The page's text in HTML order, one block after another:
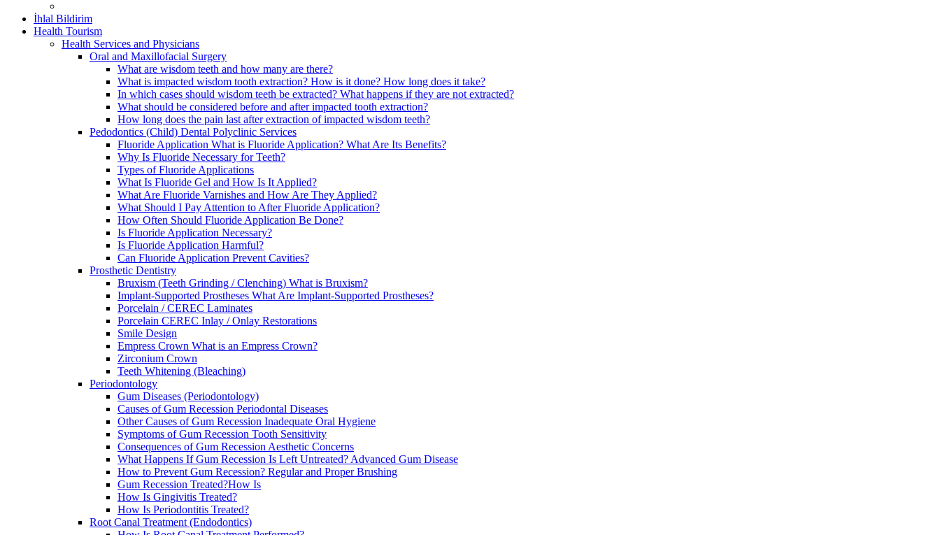
İhlal Bildirim
Health Tourism
Health Services and Physicians
Oral and Maxillofacial Surgery
What are wisdom teeth and how many are there?
What is impacted wisdom tooth extraction? How is it done? How long does it take?
In which cases should wisdom teeth be extracted? What happens if they are not extracted?
What should be considered before and after impacted tooth extraction?
How long does the pain last after extraction of impacted wisdom teeth?
Pedodontics (Child) Dental Polyclinic Services
Fluoride Application What is Fluoride Application? What Are Its Benefits?
Why Is Fluoride Necessary for Teeth?
Types of Fluoride Applications
What Is Fluoride Gel and How Is It Applied?
What Are Fluoride Varnishes and How Are They Applied?
What Should I Pay Attention to After Fluoride Application?
How Often Should Fluoride Application Be Done?
Is Fluoride Application Necessary?
Is Fluoride Application Harmful?
Can Fluoride Application Prevent Cavities?
Prosthetic Dentistry
Bruxism (Teeth Grinding / Clenching) What is Bruxism?
Implant-Supported Prostheses What Are Implant-Supported Prostheses?
Porcelain / CEREC Laminates
Porcelain CEREC Inlay / Onlay Restorations
Smile Design
Empress Crown What is an Empress Crown?
Zirconium Crown
Teeth Whitening (Bleaching)
Periodontology
Gum Diseases (Periodontology)
Causes of Gum Recession Periodontal Diseases
Other Causes of Gum Recession Inadequate Oral Hygiene
Symptoms of Gum Recession Tooth Sensitivity
Consequences of Gum Recession Aesthetic Concerns
What Happens If Gum Recession Is Left Untreated? Advanced Gum Disease
How to Prevent Gum Recession? Regular and Proper Brushing
Gum Recession Treated?How Is
How Is Gingivitis Treated?
How Is Periodontitis Treated?
Root Canal Treatment (Endodontics)